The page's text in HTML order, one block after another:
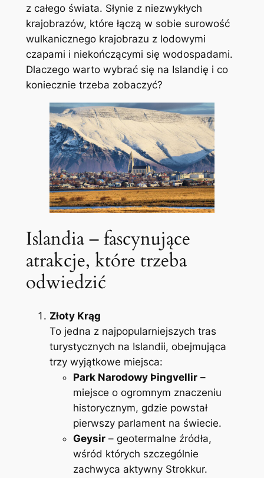
z całego świata. Słynie z niezwykłych
krajobrazów, które łączą w sobie surowość
wulkanicznego krajobrazu z lodowymi
czapami i niekończącymi się wodospadami.
Dlaczego warto wybrać się na Islandię i co
koniecznie trzeba zobaczyć?
Islandia – fascynujące
atrakcje, które trzeba
odwiedzić
Złoty Krąg
To jedna z najpopularniejszych tras
turystycznych na Islandii, obejmująca
trzy wyjątkowe miejsca:
Park Narodowy Þingvellir–
miejsce o ogromnym znaczeniu
historycznym, gdzie powstał
pierwszy parlament na świecie.
Geysir– geotermalne źródła,
wśród których szczególnie
zachwyca aktywny Strokkur.